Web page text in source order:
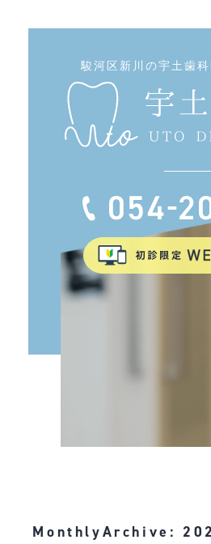
駿河区新川の宇土歯
MonthlyArchive: